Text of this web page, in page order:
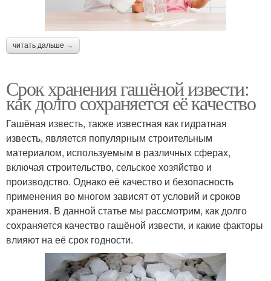
читать дальше →
Срок хранения гашёной извести:
как долго сохраняется её качество
Гашёная известь, также известная как гидратная
известь, является популярным строительным
материалом, используемым в различных сферах,
включая строительство, сельское хозяйство и
производство. Однако её качество и безопасность
применения во многом зависят от условий и сроков
хранения. В данной статье мы рассмотрим, как долго
сохраняется качество гашёной извести, и какие факторы
влияют на её срок годности.